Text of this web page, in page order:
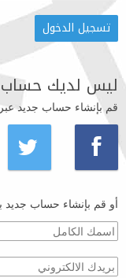
ليس لديك
قم بإنشاء حساب جديد عبر
أو قم بإنشاء حساب جديد